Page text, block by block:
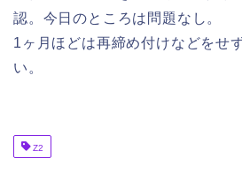
認。今日のところは問題なし。
1ヶ月ほどは再締め付けなどをせ
い。
Z2